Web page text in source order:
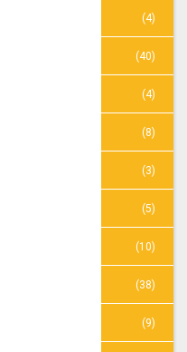
(4)
(40)
(4)
(8)
(3)
(5)
(10)
(38)
(9)